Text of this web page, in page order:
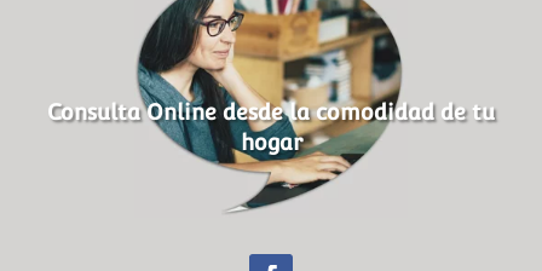
Consulta Online desde la comodidad de tu
hogar